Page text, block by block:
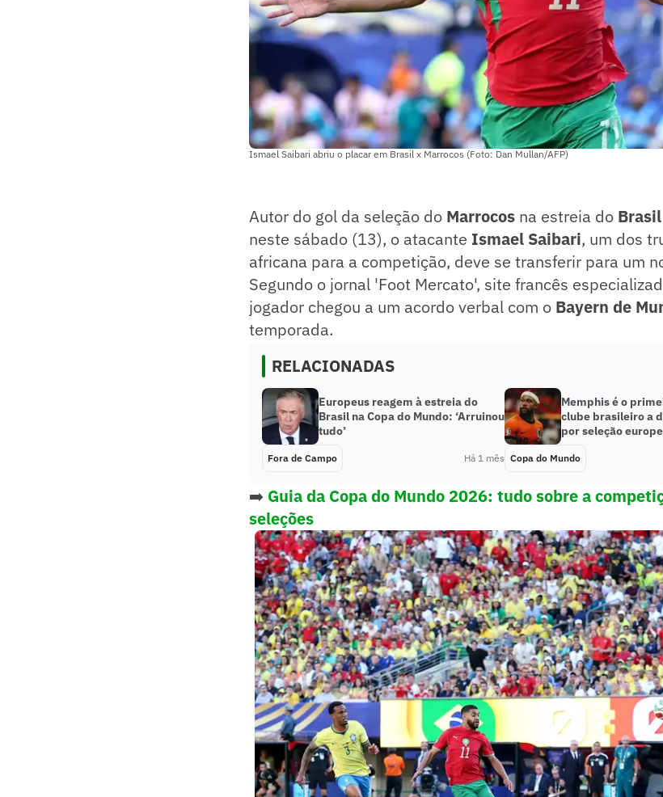
Ismael Saibari abriu o placar em Brasil x Marrocos (Foto: Dan Mullan/AFP)
Autor do gol da seleção do Marrocos na estreia do Brasil
neste sábado (13), o atacante Ismael Saibari, um dos
africana para a competição, deve se transferir para um
Segundo o jornal 'Foot Mercato', site francês
jogador chegou a um acordo verbal com o Bayern de
temporada.
RELACIONADAS
Europeus reagem à estreia do
Brasil na Copa do Mundo: ‘Arruinou
tudo’
Fora de Campo Há 1 mês
Memphis é o
clube brasileiro a
por seleção
Copa do Mundo
➡️ Guia da Copa do Mundo 2026: tudo sobre a
seleções